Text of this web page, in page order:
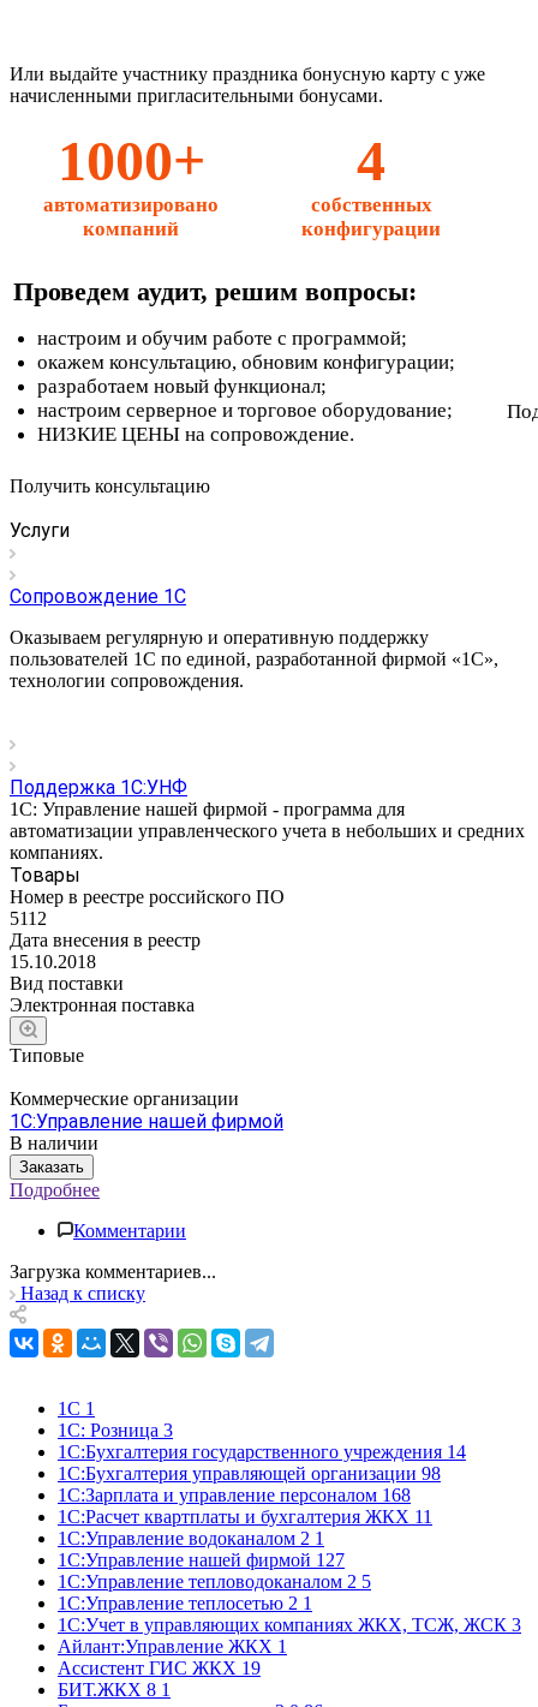
Или выдайте участнику праздника бонусную карту с уже
начисленными пригласительными бонусами.
1000+
автоматизировано
компаний
4
собственных
конфигурации
Проведем аудит, решим вопросы:
настроим и обучим работе с программой;
окажем консультацию, обновим конфигурации;
разработаем новый функционал;
настроим серверное и торговое оборудование;
НИЗКИЕ ЦЕНЫ на сопровождение.
Получить консультацию
Услуги
Сопровождение 1С
Оказываем регулярную и оперативную поддержку
пользователей 1С по единой, разработанной фирмой «1С»,
технологии сопровождения.
Поддержка 1С:УНФ
1С: Управление нашей фирмой - программа для
автоматизации управленческого учета в небольших и средних
компаниях.
Товары
Номер в реестре российского ПО
5112
Дата внесения в реестр
15.10.2018
Вид поставки
Электронная поставка
Типовые
Коммерческие организации
1С:Управление нашей фирмой
В наличии
Заказать
Подробнее
Комментарии
Загрузка комментариев...
Назад к списку
1С 1
1С: Розница 3
1С:Бухгалтерия государственного учреждения 14
1С:Бухгалтерия управляющей организации 98
1С:Зарплата и управление персоналом 168
1С:Расчет квартплаты и бухгалтерия ЖКХ 11
1С:Управление водоканалом 2 1
1С:Управление нашей фирмой 127
1С:Управление тепловодоканалом 2 5
1С:Управление теплосетью 2 1
1С:Учет в управляющих компаниях ЖКХ, ТСЖ, ЖСК 3
Айлант:Управление ЖКХ 1
Ассистент ГИС ЖКХ 19
БИТ.ЖКХ 8 1